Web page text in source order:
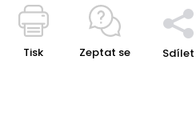
Tisk Zeptat se Sdílet